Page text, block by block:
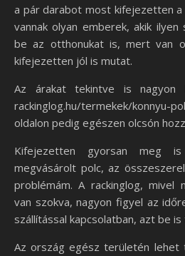
a pár darabot most kifejezetten
vannak olyan emberek, akik ilyen
be az otthonukat is, mert van
kifejezetten jól is mutat.
Az árakat tekintve is nagyon
rackinglog.hu/termekek/konnyu-
oldalon pedig egészen olcsón
Kifejezetten gyorsan meg
megvásárolt polc, az
problémám. A rackinglog, mivel
van szokva, nagyon figyel az
szállítással kapcsolatban, azt be is
Az ország egész területén lehet